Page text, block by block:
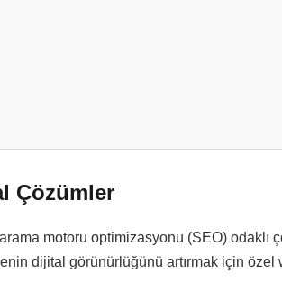
Çözümler
motoru optimizasyonu (SEO) odaklı
dijital görünürlüğünü artırmak için özel